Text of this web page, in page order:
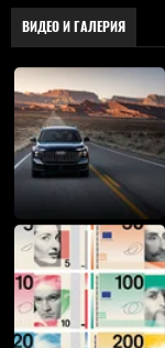
ВИДЕО И ГАЛЕРИЯ